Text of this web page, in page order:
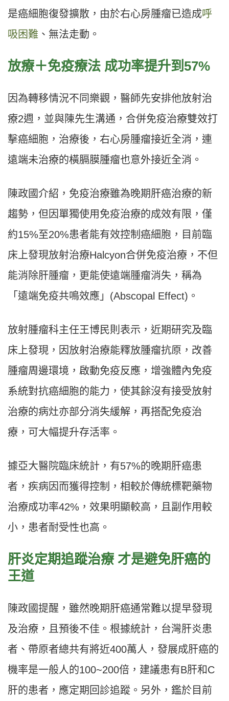
是癌細胞復發擴散，由於右心房腫瘤已造成呼
吸困難 、無法走動。
放療＋免疫療法 成功率提升到57%
因為轉移情況不同樂觀，醫師先安排他放射治
療2週，並與陳先生溝通，合併免疫治療雙效打
擊癌細胞，治療後，右心房腫瘤接近全消，連
遠端未治療的橫膈膜腫瘤也意外接近全消。
陳政國介紹，免疫治療雖為晚期肝癌治療的新
趨勢，但因單獨使用免疫治療的成效有限，僅
約15%至20%患者能有效控制癌細胞，目前臨
床上發現放射治療Halcyon合併免疫治療，不但
能消除肝腫瘤，更能使遠端腫瘤消失，稱為
「遠端免疫共鳴效應」(Abscopal Effect)。
放射腫瘤科主任王博民則表示，近期研究及臨
床上發現，因放射治療能釋放腫瘤抗原，改善
腫瘤周邊環境，啟動免疫反應，增強體內免疫
系統對抗癌細胞的能力，使其餘沒有接受放射
治療的病灶亦部分消失緩解，再搭配免疫治
療，可大幅提升存活率。
據亞大醫院臨床統計，有57%的晚期肝癌患
者，疾病因而獲得控制，相較於傳統標靶藥物
治療成功率42%，效果明顯較高，且副作用較
小，患者耐受性也高。
肝炎定期追蹤治療 才是避免肝癌的
王道
陳政國提醒，雖然晚期肝癌通常難以提早發現
及治療，且預後不佳。根據統計，台灣肝炎患
者、帶原者總共有將近400萬人，發展成肝癌的
機率是一般人的100~200倍，建議患有B肝和C
肝的患者，應定期回診追蹤。另外，鑑於目前